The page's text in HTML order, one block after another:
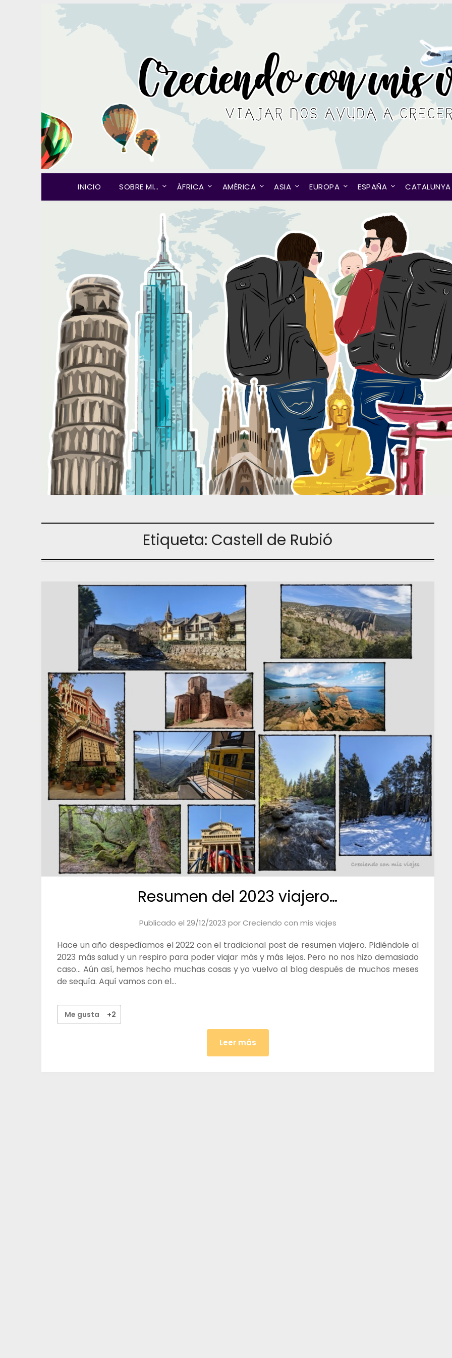
INICIO SOBRE MI… ÁFRICA AMÉRICA ASIA EUROPA ESPAÑA CATALUNYA
Etiqueta: Castell de Rubió
Resumen del 2023 viajero…
Publicado el 29/12/2023 porCreciendo con mis viajes
Hace un año despedíamos el 2022 con el tradicional post de resumen viajero. Pidiéndole al
2023 más salud y un respiro para poder viajar más y más lejos. Pero no nos hizo demasiado
caso… Aún así, hemos hecho muchas cosas y yo vuelvo al blog después de muchos meses
de sequía. Aquí vamos con el…
Me gusta +2
Leer más